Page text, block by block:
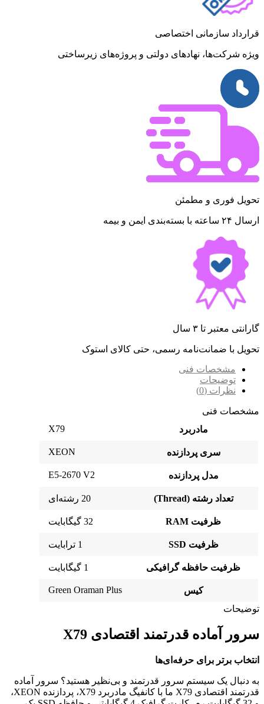
قرارداد سازمانی اختصاصی
ویژه شرکت‌ها، نهادهای دولتی و پروژه‌های زیرساختی
تحویل فوری و مطمئن
ارسال ۲۴ ساعته با بسته‌بندی ایمن و بیمه
گارانتی معتبر تا ۳ سال
تحویل با ضمانت‌نامه رسمی، حتی کالای استوک
مشخصات فنی
توضیحات
نظرات (0)
مشخصات فنی
مادربرد
X79
سری پردازنده XEON
مدل پردازنده E5-2670 V2
تعداد رشته (Thread) 20 رشته‌ای
ظرفیت RAM 32 گیگابایت
ظرفیت SSD 1 ترابایت
ظرفیت حافظه گرافیکی 1 گیگابایت
کیس
Green Oraman Plus
توضیحات
سرور آماده قدرتمند اقتصادی X79
انتخاب برتر برای حرفه‌ای‌ها
به دنبال یک سیستم سرور قدرتمند و بی‌نظیر هستید؟ سرور آماده
قدرتمند اقتصادی X79 ما با کانفیگ مادربرد X79، پردازنده XEON،